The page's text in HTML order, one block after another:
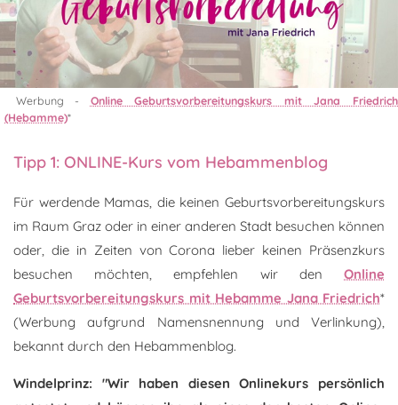
Werbung - Online Geburtsvorbereitungskurs mit Jana Friedrich
(Hebamme)*
Tipp 1: ONLINE-Kurs vom Hebammenblog
Für werdende Mamas, die keinen Geburtsvorbereitungskurs
im Raum Graz oder in einer anderen Stadt besuchen können
oder, die in Zeiten von Corona lieber keinen Präsenzkurs
besuchen möchten, empfehlen wir den Online
Geburtsvorbereitungskurs mit Hebamme Jana Friedrich*
(Werbung aufgrund Namensnennung und Verlinkung),
bekannt durch den Hebammenblog.
Windelprinz: "Wir haben diesen Onlinekurs persönlich